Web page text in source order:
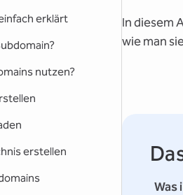
erklärt
nutzen?
erstellen
In diesem
wie man
Was